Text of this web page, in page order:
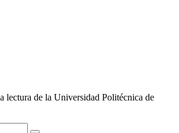
lectura de la Universidad Politécnica de